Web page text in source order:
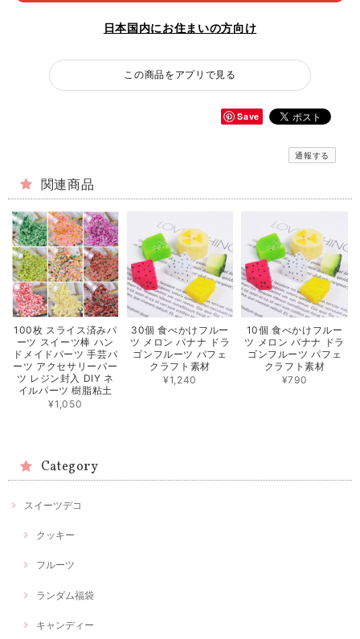
日本国内にお住まいの方向け
この商品をアプリで見る
Save
通報する
関連商品
100枚 スライス済みパ
ーツ スイーツ棒 ハン
ドメイドパーツ 手芸パ
ーツ アクセサリーパー
ツ レジン封入 DIY ネ
イルパーツ 樹脂粘土
¥1,050
30個 食べかけフルー
ツ メロン バナナ ドラ
ゴンフルーツ パフェ
クラフト素材
¥1,240
10個 食べかけフルー
ツ メロン バナナ ドラ
ゴンフルーツ パフェ
クラフト素材
¥790
Category
スイーツデコ
クッキー
フルーツ
ランダム福袋
キャンディー